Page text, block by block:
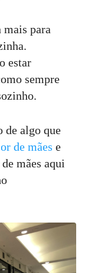
mais para
estar
sempre
de algo que
de mães e
mães aqui